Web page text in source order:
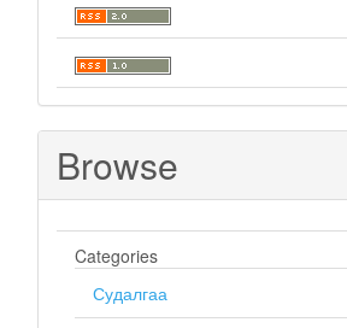
Browse
Categories
Судалгаа